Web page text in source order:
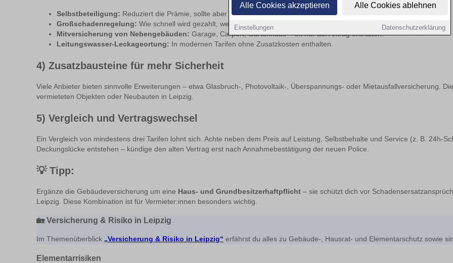
Alle Cookies akzeptieren Alle Cookies ablehnen
Einstellungen Datenschutzerklärung
Selbstbeteiligung: Reduziert die Prämie, sollte aber finanziell verkraftbar bleiben.
Großschadenregelung: Wie schnell wird gezahlt, welche Nachweise sind nötig?
Mitversicherung von Nebengebäuden: Garage, Carport, Gartenhaus – oft nur auf Antrag enthalten.
Leitungswasser-Leckageortung: In modernen Tarifen ohne Zusatzkosten enthalten.
4) Zusatzbausteine für mehr Sicherheit
Viele Anbieter bieten sinnvolle Erweiterungen – etwa Glasbruch-, Photovoltaik-, Überspannungs- oder Mietausfallversicherung.
vermieteten Objekten oder Neubauten in Leipzig.
5) Vergleich und Vertragswechsel
Ein Vergleich von mindestens drei Tarifen lohnt sich. Achte neben dem Preis auf Leistung, Selbstbehalte und Service (z. B. 24h-
Deckungslücke entstehen – kündige den alten Vertrag erst nach Annahmebestätigung der neuen Police.
💡Tipp:
Ergänze die Gebäudeversicherung um eine Haus- und Grundbesitzerhaftpflicht – sie schützt dich vor
Leipzig. Diese Kombination ist für Vermieter:innen besonders wichtig.
🏡Versicherung & Risiko in Leipzig
Im Themenüberblick „Versicherung & Risiko in Leipzig“ erfährst du alles zu Gebäude-, Hausrat- und Elementarschutz sowie
Elementarrisiken